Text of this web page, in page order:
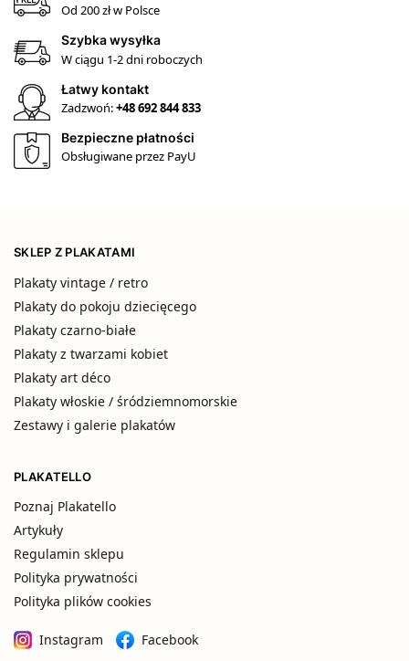
Od 200 zł w Polsce
Szybka wysyłka
W ciągu 1-2 dni roboczych
Łatwy kontakt
Zadzwoń:+48 692 844 833
Bezpieczne płatności
Obsługiwane przez PayU
SKLEP Z PLAKATAMI
Plakaty vintage / retro
Plakaty do pokoju dziecięcego
Plakaty czarno-białe
Plakaty z twarzami kobiet
Plakaty art déco
Plakaty włoskie / śródziemnomorskie
Zestawy i galerie plakatów
PLAKATELLO
Poznaj Plakatello
Artykuły
Regulamin sklepu
Polityka prywatności
Polityka plików cookies
Instagram Facebook